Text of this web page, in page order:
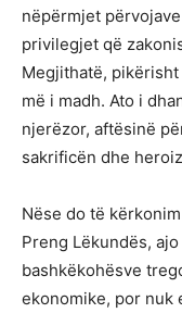
nëpërmjet
privilegjet që
Megjithatë,
më i madh. Ato i
njerëzor, aftësinë
sakrificën dhe
Nëse do të
Preng Lëkundës,
bashkëkohësve
ekonomike, por